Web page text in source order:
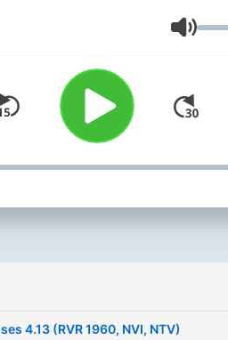
Rosanna Ramírez.
Para más
https://linktr.ee/
4.13 (RVR 1960, NVI, NTV)